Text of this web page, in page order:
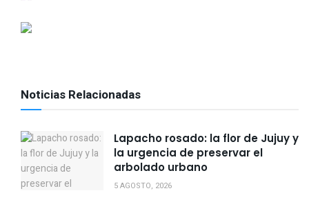
Noticias Relacionadas
Lapacho rosado: la flor de Jujuy y
la urgencia de preservar el
arbolado urbano
5 AGOSTO, 2026